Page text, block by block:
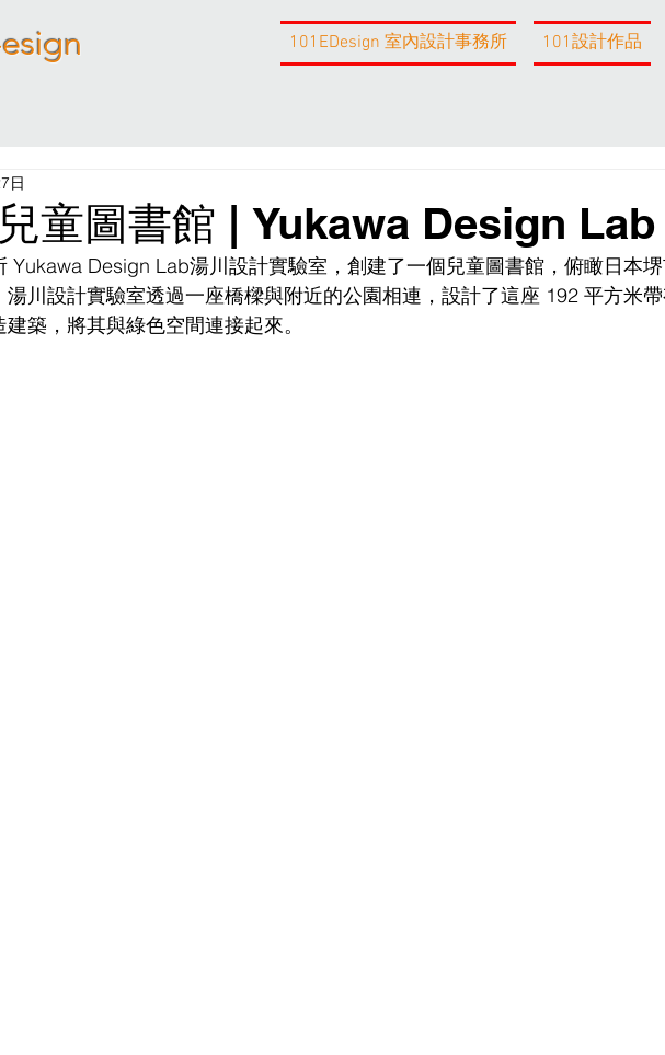
101EDesign 室內設計事務所 101設計作品
童圖書館 | Yukawa Design Lab
日
Yukawa Design Lab湯川設計實驗室，創建了一個兒童圖書館，俯瞰日本
湯川設計實驗室透過一座橋樑與附近的公園相連，設計了這座 192 平方米
築，將其與綠色空間連接起來。